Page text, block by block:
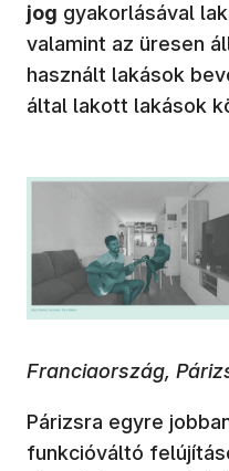
jog gyakorlásával
valamint az üresen
használt lakások
által lakott lakások
Franciaország,
Párizsra egyre
funkcióváltó